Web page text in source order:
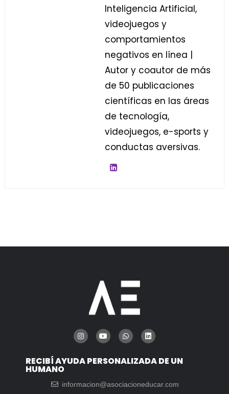
Inteligencia Artificial,
videojuegos y
comportamientos
negativos en línea |
Autor y coautor de más
de 50 publicaciones
científicas en las áreas
de tecnología,
videojuegos, e-sports y
conductas aversivas.
RECIBÍ AYUDA PERSONALIZADA DE UN
HUMANO
informacion@asociacioneducar.com